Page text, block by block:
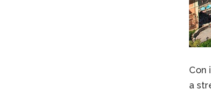
Con
a